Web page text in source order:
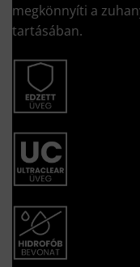
megkönnyíti a
tartásában.